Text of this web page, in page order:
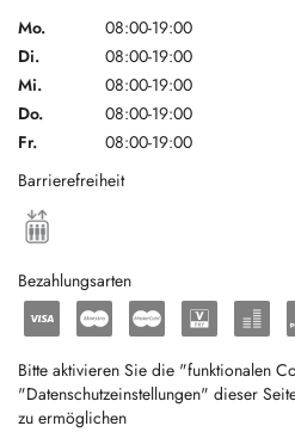
Mo.
08:00-19:00
Di.
08:00-19:00
Mi.
08:00-19:00
Do.
08:00-19:00
Fr.
08:00-19:00
Barrierefreiheit
Bezahlungsarten
Bitte aktivieren Sie die "funktionalen
"Datenschutzeinstellungen" dieser
zu ermöglichen